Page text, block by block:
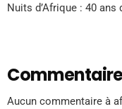
Nuits d’Afrique : 40 ans
Aucun commentaire à